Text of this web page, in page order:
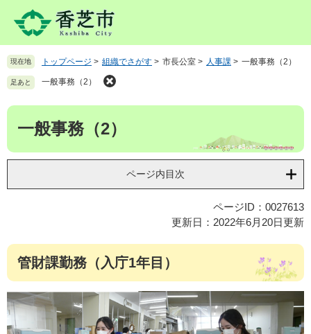
先
頭
す
を
飛
し
文
現在地 トップページ > 組織でさがす > 市長公室 > 人事課 > 一般事務（2）
足あと 一般事務（2）
本
一般事務（2）
ページ内目次
ページID：0027613
更新日：2022年6月20日更新
管財課勤務（入庁1年目）